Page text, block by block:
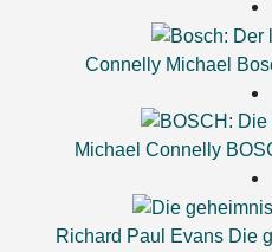
Connelly Michael
Michael Connelly
Richard Paul Evans Die